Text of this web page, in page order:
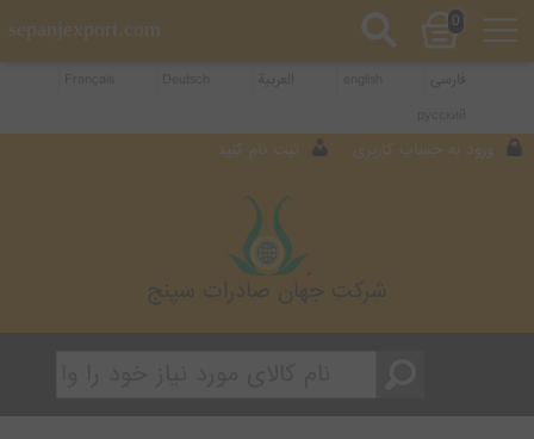
0
sepanjexport.com
ورود به حساب کاربری ثبت نام کنید
شرکت جهان صادرات سپنج